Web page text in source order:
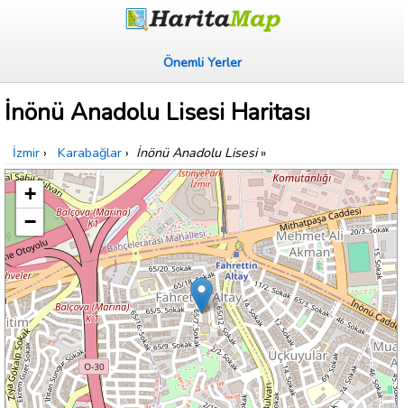
Önemli Yerler
İnönü Anadolu Lisesi Haritası
İzmir › Karabağlar › İnönü Anadolu Lisesi»
+
−